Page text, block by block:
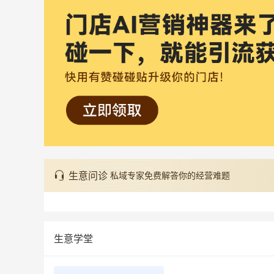
生意问诊 私域专家免费解答你的经营难题
生意学堂